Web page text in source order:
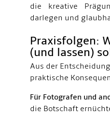
die kreative
darlegen und
Praxisfolgen:
(und lassen)
Aus der
praktische
Für Fotografen und
die Botschaft